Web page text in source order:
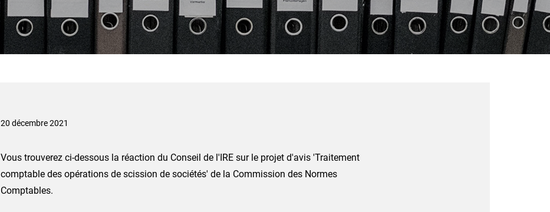
20 décembre 2021
Vous trouverez ci-dessous la réaction du Conseil de l'IRE sur le projet d'avis 'Traitement
comptable des opérations de scission de sociétés' de la Commission des Normes
Comptables.